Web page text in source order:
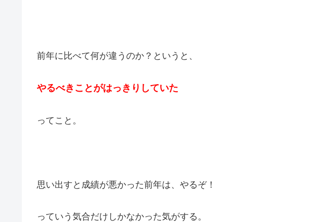
前年に比べて何が違うのか？というと、
やるべきことがはっきりしていた
ってこと。
思い出すと成績が悪かった前年は、やるぞ！
っていう気合だけしかなかった気がする。